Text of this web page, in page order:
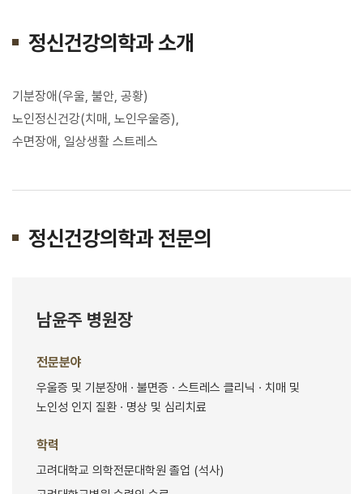
정신건강의학과 소개
기분장애(우울, 불안, 공황)
노인정신건강(치매, 노인우울증),
수면장애, 일상생활 스트레스
정신건강의학과 전문의
남윤주 병원장
전문분야
우울증 및 기분장애 · 불면증 · 스트레스 클리닉 · 치매 및
노인성 인지 질환 · 명상 및 심리치료
학력
고려대학교 의학전문대학원 졸업 (석사)